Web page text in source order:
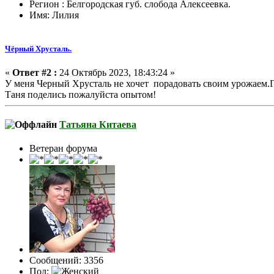
Регион : Белгородская губ. слобода Алексеевка.
Имя: Лилия
Чёрный Хрусталь.
« Ответ #2 : 24 Октябрь 2023, 18:43:24 »
У меня Черный Хрусталь не хочет порадовать своим
Таня поделись пожалуйста опытом!
Татьяна Китаева
Ветеран форума
Сообщений: 3356
Пол: